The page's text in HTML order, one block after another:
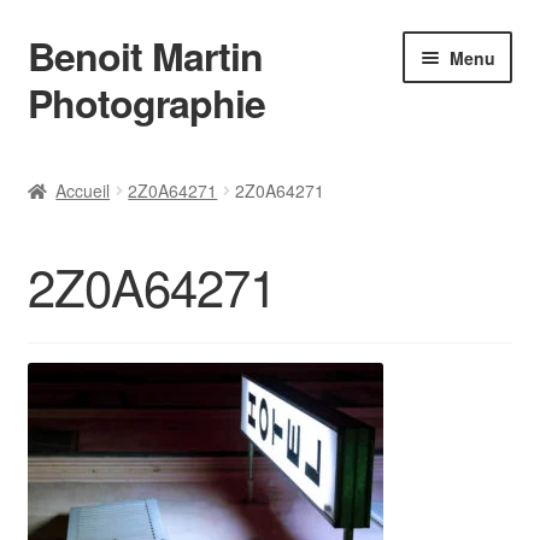
Aller
à
la
Aller
au
contenu
Benoit Martin
Photographie
Menu
Conditions Générales de Vente
Instagram
L’auteur
Accueil 2Z0A64271 2Z0A64271
2Z0A64271